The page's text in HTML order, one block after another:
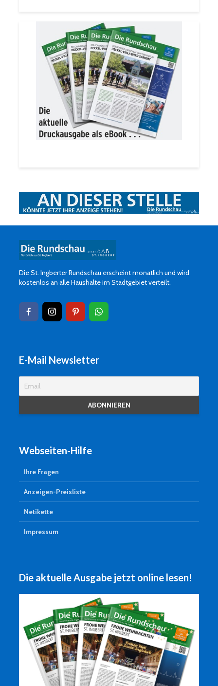
Die St. Ingberter Rundschau erscheint monatlich und wird
kostenlos an alle Haushalte im Stadtgebiet verteilt.
E-Mail Newsletter
Webseiten-Hilfe
Ihre Fragen
Anzeigen-Preisliste
Netikette
Impressum
Die aktuelle Ausgabe jetzt online lesen!